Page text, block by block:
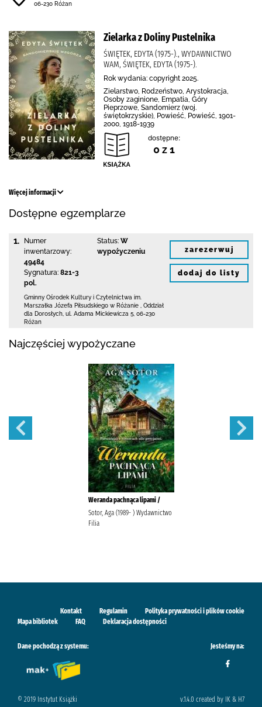
06-230 Różan
Zielarka z Doliny Pustelnika
ŚWIĘTEK, EDYTA (1975-)., WYDAWNICTWO
WAM, ŚWIĘTEK, EDYTA (1975-).
Rok wydania: copyright 2025.
Zielarstwo, Rodzeństwo, Arystokracja,
Osoby zaginione, Empatia, Góry
Pieprzowe, Sandomierz (woj.
świętokrzyskie), Powieść, Powieść, 1901-
2000, 1918-1939
dostępne:
0 z 1
Więcej informacji
Dostępne egzemplarze
1.
Numer
inwentarzowy:
49484
Sygnatura: 821-3
pol.
Status: W
wypożyczeniu
Gminny Ośrodek Kultury i Czytelnictwa im.
Marszałka Józefa Piłsudskiego w Różanie
Oddział
dla Dorosłych, ul. Adama Mickiewicza 5 06-230
Różan
zarezerwuj
dodaj do listy
Najczęściej wypożyczane
Weranda pachnąca lipami /
Sotor, Aga (1989- ) Wydawnictwo
Filia
Kontakt Regulamin
Polityka prywatności i plików cookie
Mapa bibliotek
FAQ Deklaracja dostępności
Dane pochodzą z systemu: Jesteśmy na:
© 2019 Instytut Książki v.1.4.0 created by IK & H7